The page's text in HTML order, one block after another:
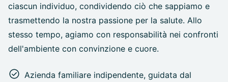
ciascun individuo, condividendo ciò che sappiamo e
trasmettendo la nostra passione per la salute. Allo
stesso tempo, agiamo con responsabilità nei confronti
dell'ambiente con convinzione e cuore.
Azienda familiare indipendente, guidata dal